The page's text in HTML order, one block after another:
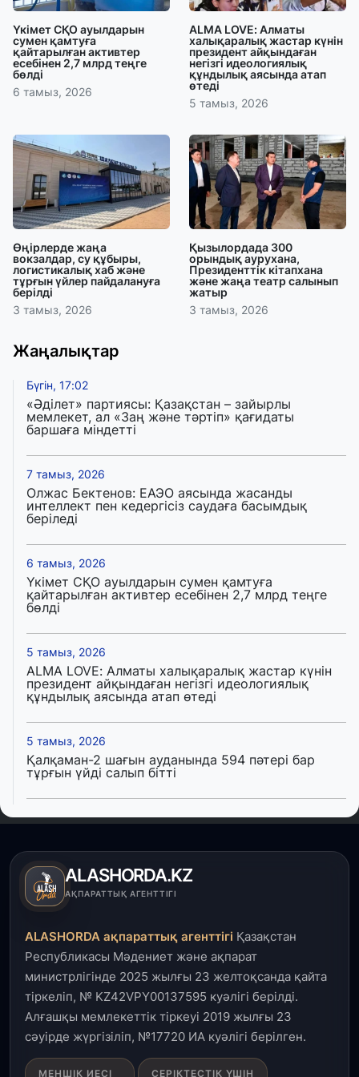
Үкімет СҚО ауылдарын
сумен қамтуға
қайтарылған активтер
есебінен 2,7 млрд теңге
бөлді
6 тамыз, 2026
ALMA LOVE: Алматы
халықаралық жастар күнін
президент айқындаған
негізгі идеологиялық
құндылық аясында атап
өтеді
5 тамыз, 2026
Өңірлерде жаңа
вокзалдар, су құбыры,
логистикалық хаб және
тұрғын үйлер пайдалануға
берілді
3 тамыз, 2026
Қызылордада 300
орындық аурухана,
Президенттік кітапхана
және жаңа театр салынып
жатыр
3 тамыз, 2026
Жаңалықтар
Бүгін, 17:02
«Әділет» партиясы: Қазақстан – зайырлы
мемлекет, ал «Заң және тәртіп» қағидаты
баршаға міндетті
7 тамыз, 2026
Олжас Бектенов: ЕАЭО аясында жасанды
интеллект пен кедергісіз саудаға басымдық
беріледі
6 тамыз, 2026
Үкімет СҚО ауылдарын сумен қамтуға
қайтарылған активтер есебінен 2,7 млрд теңге
бөлді
5 тамыз, 2026
ALMA LOVE: Алматы халықаралық жастар күнін
президент айқындаған негізгі идеологиялық
құндылық аясында атап өтеді
5 тамыз, 2026
Қалқаман-2 шағын ауданында 594 пәтері бар
тұрғын үйді салып бітті
4 тамыз, 2026
артады – Үкімет отырысы
3 тамыз, 2026
Өңірлерде жаңа вокзалдар, су құбыры,
пайдалануға берілді
3 тамыз, 2026
Қызылордада 300 орындық аурухана,
Президенттік кітапхана және жаңа театр
салынып жатыр
1 тамыз, 2026
ALASHORDA.KZ
АҚПАРАТТЫҚ АГЕНТТІГІ
ALASHORDA ақпараттық агенттігі Қазақстан
Республикасы Мәдениет және ақпарат
министрлігінде 2025 жылғы 23 желтоқсанда қайта
тіркеліп, № KZ42VPY00137595 куәлігі берілді.
Алғашқы мемлекеттік тіркеуі 2019 жылғы 23
сәуірде жүргізіліп, №17720 ИА куәлігі берілген.
МЕНШІК ИЕСІ СЕРІКТЕСТІК ҮШІН